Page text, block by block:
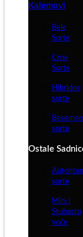
Kalemovi
Bele
Sorte
Crne
Sorte
Hibridne
sorte
sorte
Ostale
sorte
Mini i
Stubasto
voće